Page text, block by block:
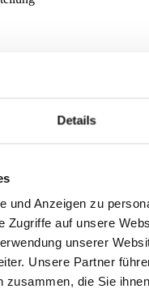
Details
und Anzeigen zu
Zugriffe auf unsere
unserer
Unsere Partner
die Sie
mit der DHL-Spedition
bis Freitag
Aufpreis (über unser
Liefergebietes / 49,95 €